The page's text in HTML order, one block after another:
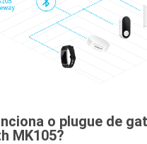
o plugue de
MK105?